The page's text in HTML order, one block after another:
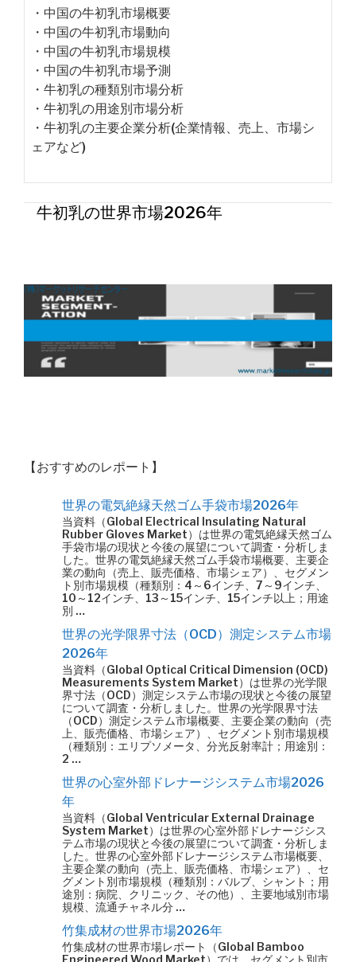
・中国の牛初乳市場概要
・中国の牛初乳市場動向
・中国の牛初乳市場規模
・中国の牛初乳市場予測
・牛初乳の種類別市場分析
・牛初乳の用途別市場分析
・牛初乳の主要企業分析(企業情報、売上、市場シ
ェアなど)
牛初乳の世界市場2026年
【おすすめのレポート】
世界の電気絶縁天然ゴム手袋市場2026年
当資料（Global Electrical Insulating Natural
Rubber Gloves Market）は世界の電気絶縁天然ゴム
手袋市場の現状と今後の展望について調査・分析しま
した。世界の電気絶縁天然ゴム手袋市場概要、主要企
業の動向（売上、販売価格、市場シェア）、セグメン
ト別市場規模（種類別：4～6インチ、7～9インチ、
10～12インチ、13～15インチ、15インチ以上；用途
別 …
世界の光学限界寸法（OCD）測定システム市場
2026年
当資料（Global Optical Critical Dimension (OCD)
Measurements System Market）は世界の光学限
界寸法（OCD）測定システム市場の現状と今後の展望
について調査・分析しました。世界の光学限界寸法
（OCD）測定システム市場概要、主要企業の動向（売
上、販売価格、市場シェア）、セグメント別市場規模
（種類別：エリプソメータ、分光反射率計；用途別：
2 …
世界の心室外部ドレナージシステム市場2026
年
当資料（Global Ventricular External Drainage
System Market）は世界の心室外部ドレナージシス
テム市場の現状と今後の展望について調査・分析しま
した。世界の心室外部ドレナージシステム市場概要、
主要企業の動向（売上、販売価格、市場シェア）、セ
グメント別市場規模（種類別：バルブ、シャント；用
途別：病院、クリニック、その他）、主要地域別市場
規模、流通チャネル分 …
竹集成材の世界市場2026年
竹集成材の世界市場レポート（Global Bamboo
Engineered Wood Market）では、セグメント別市